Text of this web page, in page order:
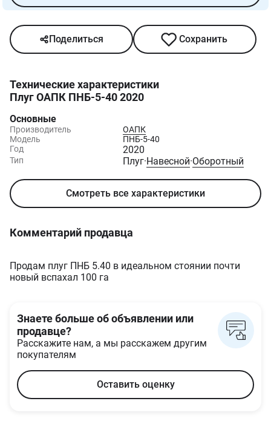
Поделиться Сохранить
Технические характеристики
Плуг ОАПК ПНБ-5-40 2020
Основные
Производитель
ОАПК
Модель
ПНБ-5-40
Год
2020
Тип Плуг·Навесной·Оборотный
Смотреть все характеристики
Комментарий продавца
Продам плуг ПНБ 5.40 в идеальном стоянии почти
новый вспахал 100 га
Знаете больше об объявлении или
продавце?
Расскажите нам, а мы расскажем другим
покупателям
Оставить оценку